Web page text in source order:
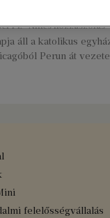
14. Nincs hozzászólás
áll a katolikus
Perun át
felelősségvállalás